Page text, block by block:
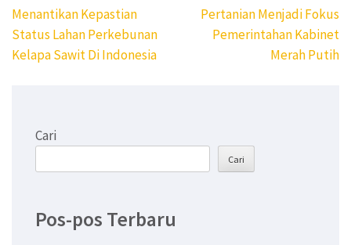
Navigasi
pos
Menantikan Kepastian
Status Lahan Perkebunan
Kelapa Sawit Di Indonesia
Pertanian Menjadi Fokus
Pemerintahan Kabinet
Merah Putih
Cari
Cari
Pos-pos Terbaru